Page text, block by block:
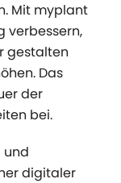
Mit myplant
verbessern,
gestalten
Das
der
bei.
und
digitaler